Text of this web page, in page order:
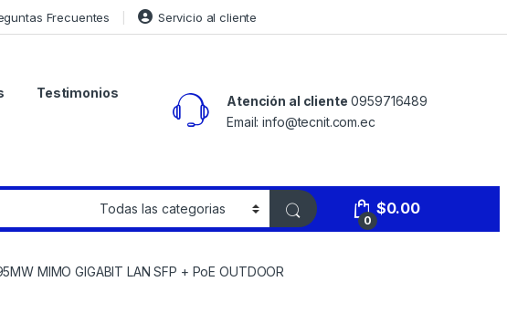
Frecuentes Servicio al cliente
Testimonios
Atención al cliente 0959716489
Email: info@tecnit.com.ec
0
$0.00
MIMO GIGABIT LAN SFP + PoE OUTDOOR